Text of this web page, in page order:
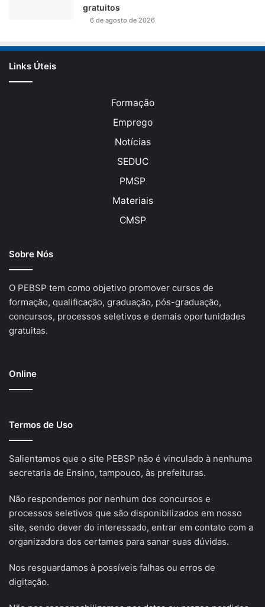
gratuitos
6 de agosto de 2026
Links Úteis
Formação
Emprego
Notícias
SEDUC
PMSP
Materiais
CMSP
Sobre Nós
O PEBSP tem como objetivo promover cursos de
formação, qualificação, graduação, pós-graduação,
concursos, processos seletivos e demais oportunidades
gratuitas.
Online
Termos de Uso
Salientamos que o site PEBSP não é vinculado à nenhuma
secretaria de Ensino, tampouco, às prefeituras.
Não respondemos por nenhum dos concursos e
processos seletivos que são disponibilizados em nosso
site, sendo dever do interessado, entrar em contato com a
organizadora dos certames para sanar suas dúvidas.
Nos resguardamos à possíveis falhas ou erros de
digitação.